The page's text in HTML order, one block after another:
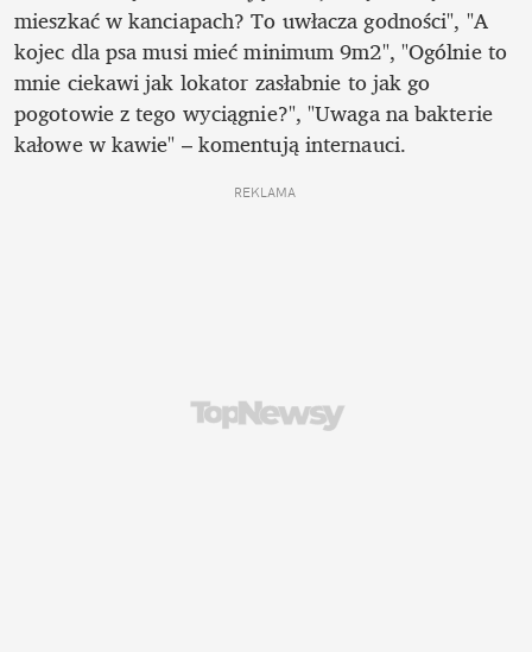
mieszkać w kanciapach? To uwłacza godności", "A
kojec dla psa musi mieć minimum 9m2", "Ogólnie to
mnie ciekawi jak lokator zasłabnie to jak go
pogotowie z tego wyciągnie?", "Uwaga na bakterie
kałowe w kawie" – komentują internauci.
REKLAMA